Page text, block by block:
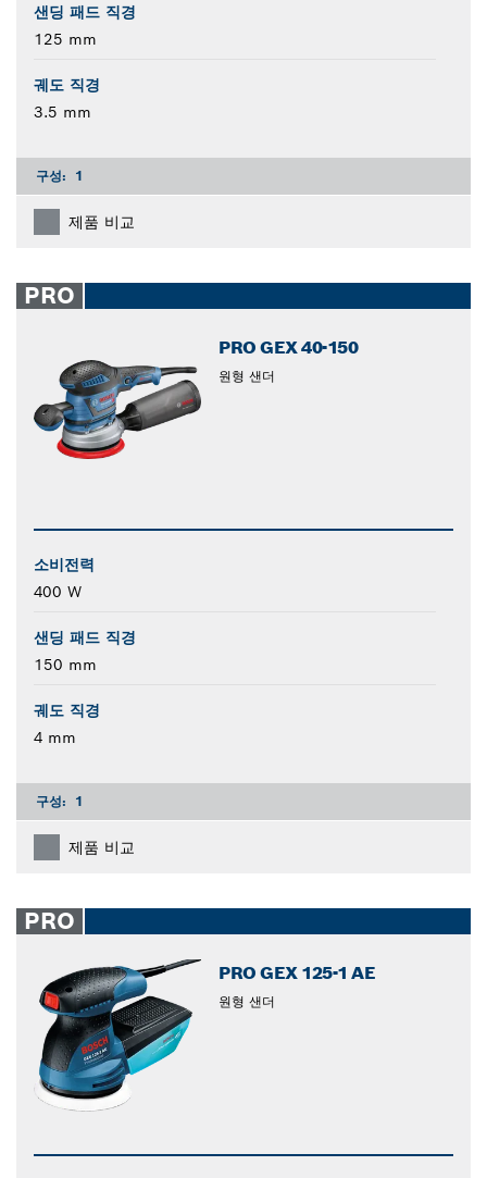
샌딩 패드 직경
125 mm
궤도 직경
3.5 mm
구성: 1
제품 비교
PRO
PRO GEX 40-150
원형 샌더
소비전력
400 W
샌딩 패드 직경
150 mm
궤도 직경
4 mm
구성: 1
제품 비교
PRO
PRO GEX 125-1 AE
원형 샌더